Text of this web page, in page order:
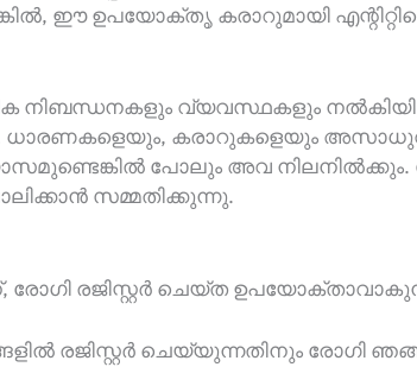
ഈ ഉപയോക്തൃ കരാറുമായി
നിബന്ധനകളും വ്യവസ്ഥകളും
കരാറുകളെയും
പോലും അവ
സമ്മതിക്കുന്നു.
രോഗി രജിസ്റ്റർ ചെയ്ത
രജിസ്റ്റർ ചെയ്യുന്നതിനും രോഗി